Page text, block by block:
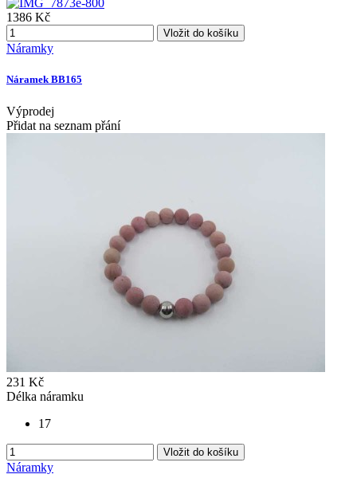
1386 Kč
Vložit do košíku
Náramky
Náramek BB165
Výprodej
Přidat na seznam přání
231 Kč
Délka náramku
17
Vložit do košíku
Náramky